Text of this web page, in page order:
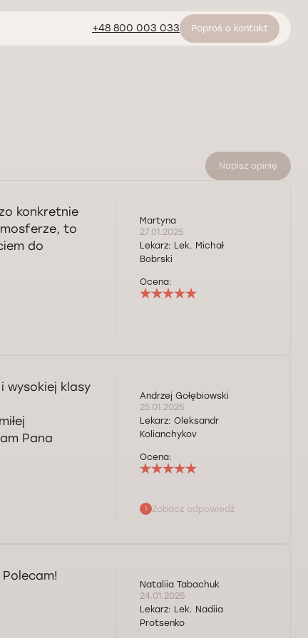
+48 800 003 033 Poproś o kontakt
Napisz opinię
konkretnie
to
do
Martyna
27.01.2025
Lekarz: Lek. Michał
Bobrski
Ocena:
wysokiej klasy
Pana
Andrzej Gołębiowski
25.01.2025
Lekarz: Oleksandr
Kolianchykov
Ocena:
Zobacz odpowiedź
Nataliia Tabachuk
24.01.2025
Lekarz: Lek. Nadiia
Protsenko